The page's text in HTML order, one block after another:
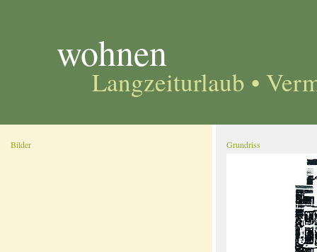
wohnen
Langzeiturlaub •
Bilder Grundriss